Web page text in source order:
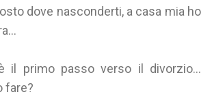
dove nasconderti, a casa mia ho
il primo passo verso il divorzio...
fare?